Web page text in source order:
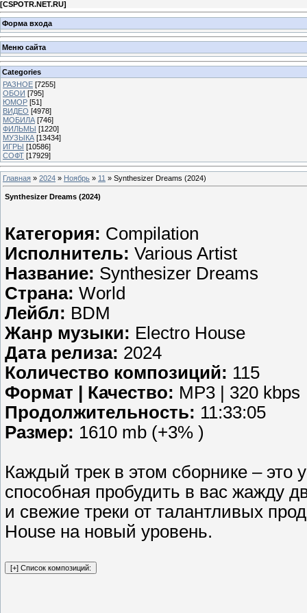
[CSPOTR.NET.RU]
Форма входа
Меню сайта
Categories
РАЗНОЕ [7255]
ОБОИ [795]
ЮМОР [51]
ВИДЕО [4978]
МОБИЛА [746]
ФИЛЬМЫ [1220]
МУЗЫКА [13434]
ИГРЫ [10586]
СОФТ [17929]
Главная » 2024 » Ноябрь » 11 » Synthesizer Dreams (2024)
Synthesizer Dreams (2024)
Категория: Compilation
Исполнитель: Various Artist
Название: Synthesizer Dreams
Страна: World
Лейбл: BDM
Жанр музыки: Electro House
Дата релиза: 2024
Количество композиций: 115
Формат | Качество: MP3 | 320 kbps
Продолжительность: 11:33:05
Размер: 1610 mb (+3% )
Каждый трек в этом сборнике – это
способная пробудить в вас жажду
и свежие треки от талантливых
House на новый уровень.